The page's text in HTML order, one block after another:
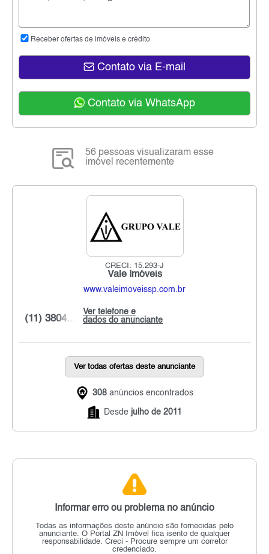
Receber ofertas de imóveis e crédito
Contato via E-mail
Contato via WhatsApp
56 pessoas visualizaram esse
imóvel recentemente
CRECI: 15.293-J
Vale Imóveis
www.valeimoveissp.com.br
Ver telefone e
dados do anunciante
(11) 3804...
Ver todas ofertas deste anunciante
308 anúncios encontrados
Desde julho de 2011
Informar erro ou problema no anúncio
Todas as informações deste anúncio são fornecidas pelo
anunciante. O Portal ZN Imóvel fica isento de qualquer
responsabilidade. Creci - Procure sempre um corretor
credenciado.